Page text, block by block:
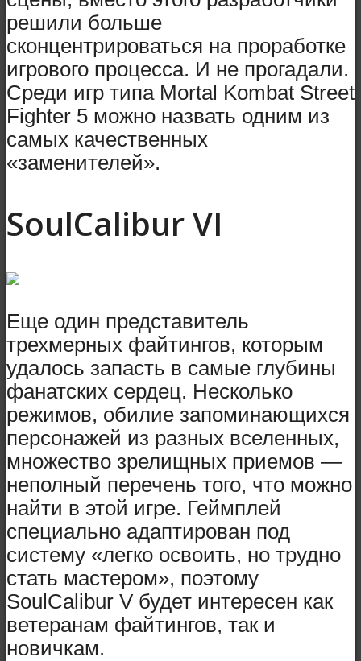
решили больше
сконцентрироваться на проработке
игрового процесса. И не прогадали.
Среди игр типа Mortal Kombat Street
Fighter 5 можно назвать одним из
самых качественных
«заменителей».
SoulCalibur VI
Еще один представитель
трехмерных файтингов, которым
удалось запасть в самые глубины
фанатских сердец. Несколько
режимов, обилие запоминающихся
персонажей из разных вселенных,
множество зрелищных приемов —
неполный перечень того, что можно
найти в этой игре. Геймплей
специально адаптирован под
систему «легко освоить, но трудно
стать мастером», поэтому
SoulCalibur V будет интересен как
ветеранам файтингов, так и
новичкам.